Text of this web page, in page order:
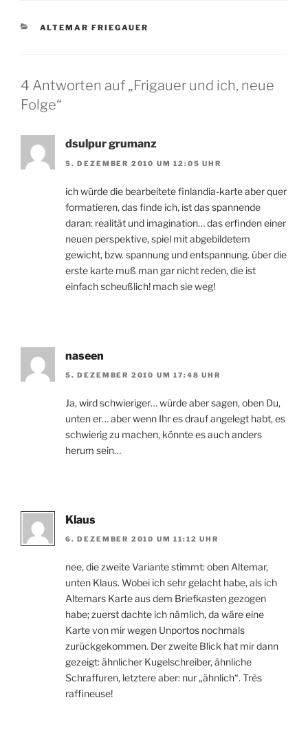
KATEGORIEN
ALTEMAR FRIEGAUER
4 Antworten auf „Frigauer und ich, neue
Folge“
dsulpur grumanz
5. DEZEMBER 2010 UM 12:05 UHR
ich würde die bearbeitete finlandia-karte aber quer
formatieren, das finde ich, ist das spannende
daran: realität und imagination… das erfinden einer
neuen perspektive, spiel mit abgebildetem
gewicht, bzw. spannung und entspannung. über die
erste karte muß man gar nicht reden, die ist
einfach scheußlich! mach sie weg!
naseen
5. DEZEMBER 2010 UM 17:48 UHR
Ja, wird schwieriger… würde aber sagen, oben Du,
unten er… aber wenn Ihr es drauf angelegt habt, es
schwierig zu machen, könnte es auch anders
herum sein…
Klaus
6. DEZEMBER 2010 UM 11:12 UHR
nee, die zweite Variante stimmt: oben Altemar,
unten Klaus. Wobei ich sehr gelacht habe, als ich
Altemars Karte aus dem Briefkasten gezogen
habe; zuerst dachte ich nämlich, da wäre eine
Karte von mir wegen Unportos nochmals
zurückgekommen. Der zweite Blick hat mir dann
gezeigt: ähnlicher Kugelschreiber, ähnliche
Schraffuren, letztere aber: nur „ähnlich“. Très
raffineuse!